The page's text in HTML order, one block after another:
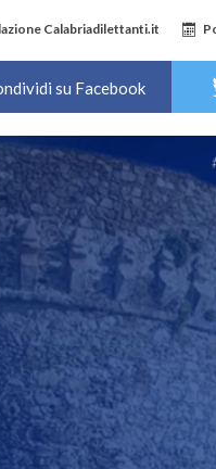
Calabriadilettanti.it
su Facebook